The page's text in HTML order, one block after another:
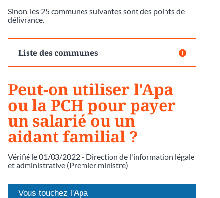
Sinon, les 25 communes suivantes sont des points de
délivrance.
Liste des communes
Peut-on utiliser l'Apa
ou la PCH pour payer
un salarié ou un
aidant familial ?
Vérifié le 01/03/2022 - Direction de l'information légale
et administrative (Premier ministre)
Vous touchez l'Apa